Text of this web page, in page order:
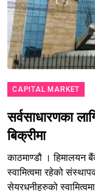
CAPITAL MARKET
सर्वसाधारणका
बिक्रीमा
काठमाण्डौ ।
स्वामित्वमा रहेको
सेयरधनीहरुको